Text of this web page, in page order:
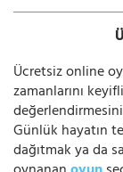
Ücretsiz online
zamanlarını
Günlük hayatın
dağıtmak ya da